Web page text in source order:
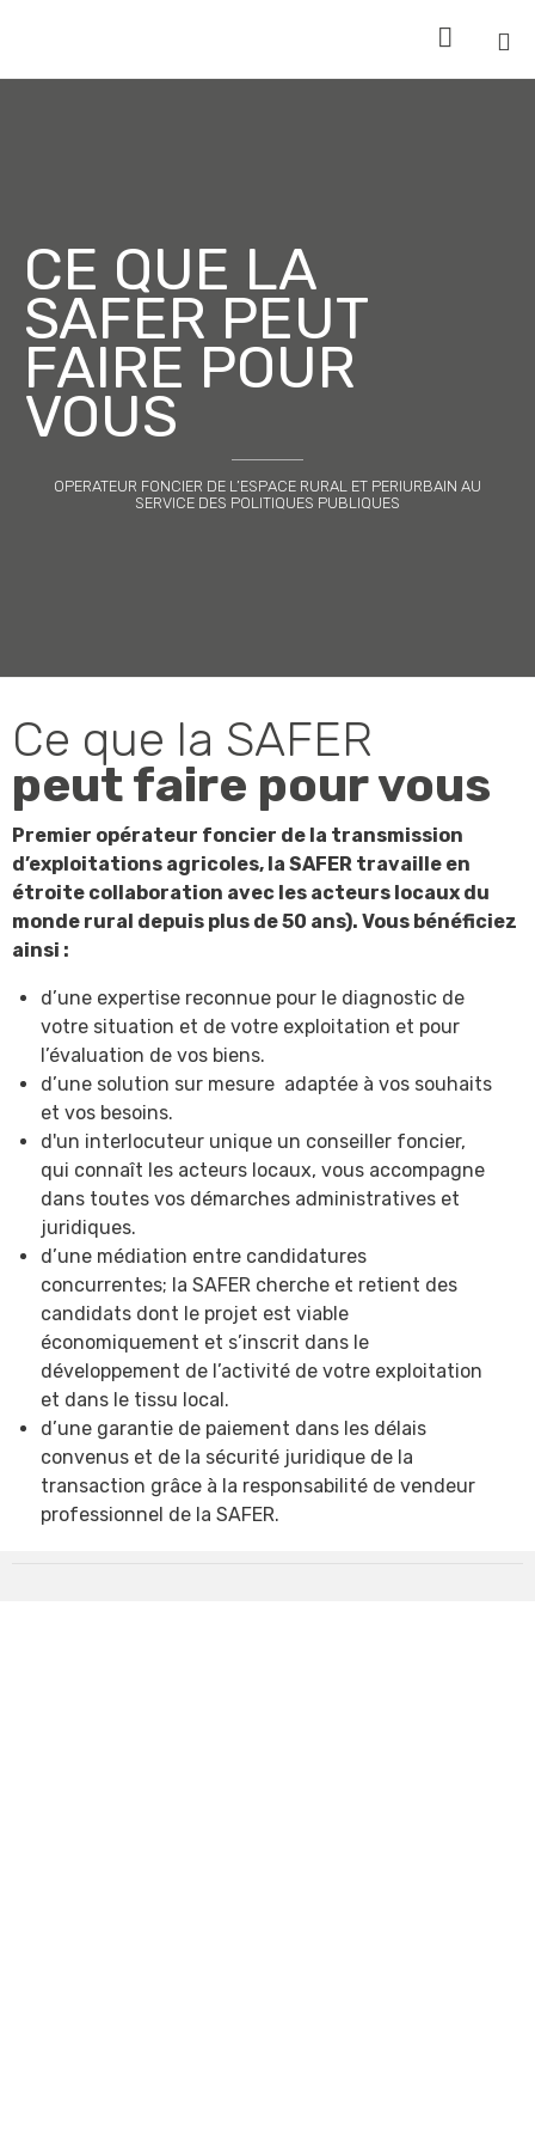

CE QUE LA
SAFER PEUT
FAIRE POUR
VOUS
OPERATEUR FONCIER DE L’ESPACE RURAL ET PERIURBAIN AU
SERVICE DES POLITIQUES PUBLIQUES
Ce que la SAFER
peut faire pour vous
Premier opérateur foncier de la transmission
d’exploitations agricoles, la SAFER travaille en
étroite collaboration avec les acteurs locaux du
monde rural depuis plus de 50 ans). Vous bénéficiez
ainsi :
d’une expertise reconnue pour le diagnostic de
votre situation et de votre exploitation et pour
l’évaluation de vos biens.
d’une solution sur mesure adaptée à vos souhaits
et vos besoins.
d'un interlocuteur unique un conseiller foncier,
qui connaît les acteurs locaux, vous accompagne
dans toutes vos démarches administratives et
juridiques.
d’une médiation entre candidatures
concurrentes; la SAFER cherche et retient des
candidats dont le projet est viable
économiquement et s’inscrit dans le
développement de l’activité de votre exploitation
et dans le tissu local.
d’une garantie de paiement dans les délais
convenus et de la sécurité juridique de la
transaction grâce à la responsabilité de vendeur
professionnel de la SAFER.